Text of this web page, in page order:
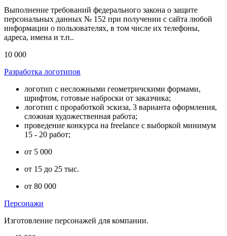
Выполнение требований федерального закона о защите
персональных данных № 152 при получении с сайта любой
информации о пользователях, в том числе их телефоны,
адреса, имена и т.п..
10 000
Разработка логотипов
логотип с несложными геометричскими формами,
шрифтом, готовые наброски от заказчика;
логотип с проработкой эскиза, 3 варианта оформления,
сложная художественная работа;
проведение конкурса на freelance с выборкой минимум
15 - 20 работ;
от 5 000
от 15 до 25 тыс.
от 80 000
Персонажи
Изготовление персонажей для компании.